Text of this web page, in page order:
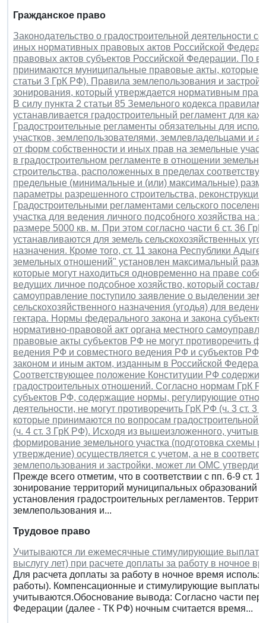
Гражданское право
Законодательство о градостроительной деятельности
иных нормативных правовых актов Российской
правовых актов субъектов Российской Федерации. По
принимаются муниципальные правовые акты, которые
статьи 3 ГрК РФ). Правила землепользования и
зонирования, который утверждается нормативным
В силу пункта 2 статьи 85 Земельного кодекса
устанавливается градостроительный регламент для
Градостроительные регламенты обязательны для
участков, землепользователями, землевладельцами и
от форм собственности и иных прав на земельные
в градостроительном регламенте в отношении
строительства, расположенных в пределах
предельные (минимальные и (или) максимальные)
параметры разрешенного строительства,
Градостроительными регламентами сельского
участка для ведения личного подсобного хозяйства на
размере 5000 кв. м. При этом согласно части 6 ст. 36
устанавливаются для земель сельскохозяйственных
назначения. Кроме того, ст. 11 закона Республики
земельных отношений" установлен максимальный
которые могут находиться одновременно на праве
ведущих личное подсобное хозяйство, который
самоуправление поступило заявление о выделении
сельскохозяйственного назначения (угодья) для
гектара. Нормы федерального закона и закона
нормативно-правовой акт органа местного
правовые акты субъектов РФ не могут противоречить
ведения РФ и совместного ведения РФ и субъектов
законом и иным актом, изданным в Российской
Соответствующее положение Конституции РФ
градостроительных отношений. Согласно нормам ГрК
субъектов РФ, содержащие нормы, регулирующие
деятельности, не могут противоречить ГрК РФ (ч. 3 ст.
которые принимаются по вопросам градостроительной
(ч. 4 ст. 3 ГрК РФ). Исходя из вышеизложенного,
формирование земельного участка (подготовка схемы
утверждение) осуществляется с учетом, а не в
землепользования и застройки, может ли ОМС
Прежде всего отметим, что в соответствии с пп. 6-9 ст.
зонирование территорий муниципальных образований
установления градостроительных регламентов.
землепользования и...
Трудовое право
Учитываются ли ежемесячные стимулирующие выплаты
выслугу лет) при расчете доплаты за работу в ночное
Для расчета доплаты за работу в ночное время
работы). Компенсационные и стимулирующие выплаты
учитываются.Обоснование вывода: Согласно части
Федерации (далее - ТК РФ) ночным считается время...